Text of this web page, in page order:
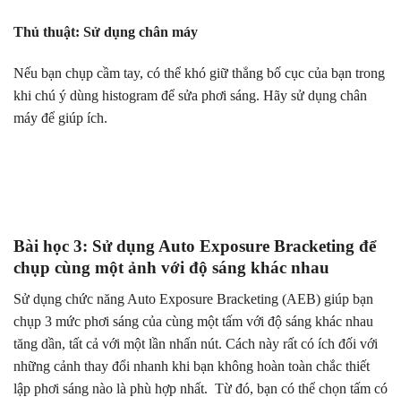
Thủ thuật: Sử dụng chân máy
Nếu bạn chụp cầm tay, có thể khó giữ thẳng bố cục của bạn trong
khi chú ý dùng histogram để sửa phơi sáng. Hãy sử dụng chân
máy để giúp ích.
Bài học 3: Sử dụng Auto Exposure Bracketing để
chụp cùng một ảnh với độ sáng khác nhau
Sử dụng chức năng Auto Exposure Bracketing (AEB) giúp bạn
chụp 3 mức phơi sáng của cùng một tấm với độ sáng khác nhau
tăng dần, tất cả với một lần nhấn nút. Cách này rất có ích đối với
những cảnh thay đổi nhanh khi bạn không hoàn toàn chắc thiết
lập phơi sáng nào là phù hợp nhất. Từ đó, bạn có thể chọn tấm có